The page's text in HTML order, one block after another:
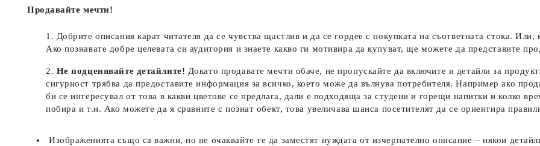
Продавайте мечти!
Добрите описания карат читателя да се чувства щастлив и да се гордее с покупката на съответната стока.
Ако познавате добре целевата си аудитория и знаете какво ги мотивира да купуват, ще можете да представите
Не подценявайте детайлите! Докато продавате мечти обаче, не пропускайте да включите и детайли за
сигурност трябва да предоставите информация за всичко, което може да вълнува потребителя. Например ако
би се интересувал от това в какви цветове се предлага, дали е подходяща за студени и горещи напитки и колко
побира и т.н. Ако можете да я сравните с познат обект, това увеличава шанса посетителят да се ориентира
Изображенията също са важни, но не очаквайте те да заместят нуждата от изчерпателно описание – някои